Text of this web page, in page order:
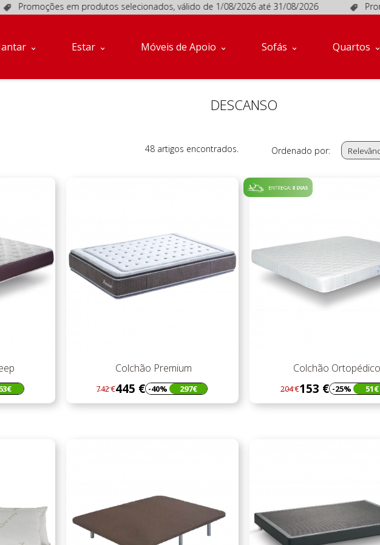
em produtos selecionados, válido de 1/08/2026 até 31/08/2026
Estar Móveis de Apoio Sofás Quartos
DESCANSO
48 artigos encontrados. Ordenado por:
Colchão Premium
Regular
preço
742 €445 €
Preço -40% 297€
Colchão Ortopédico
Regular
preço
204 €153 €
Preço -25% 51€